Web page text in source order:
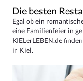
Die besten
Egal ob ein
eine Familienfeier in
KIELerLEBEN.de
in Kiel.